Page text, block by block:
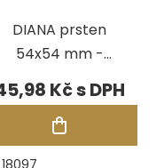
DIANA prsten
54x54 mm -
HNĚDÁ
Kč
18097